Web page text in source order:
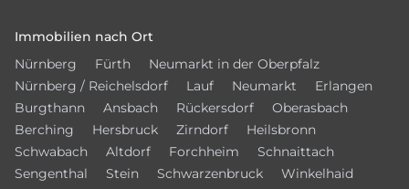
Immobilien nach Ort
Nürnberg
Fürth
Neumarkt in der Oberpfalz
Nürnberg / Reichelsdorf
Lauf Neumarkt
Erlangen
Burgthann
Ansbach Rückersdorf
Oberasbach
Berching
Hersbruck Zirndorf
Heilsbronn
Schwabach
Altdorf Forchheim
Schnaittach
Sengenthal
Stein Schwarzenbruck
Winkelhaid